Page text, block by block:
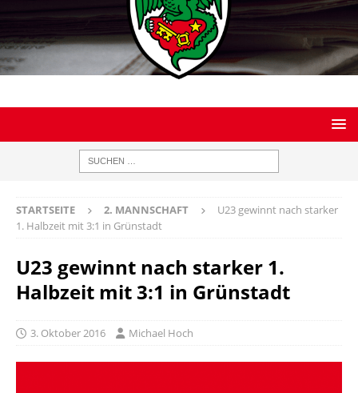
STARTSEITE 2. MANNSCHAFT
U23 gewinnt nach starker
1. Halbzeit mit 3:1 in Grünstadt
U23 gewinnt nach starker 1.
Halbzeit mit 3:1 in Grünstadt
3. Oktober 2016 Michael Hoch